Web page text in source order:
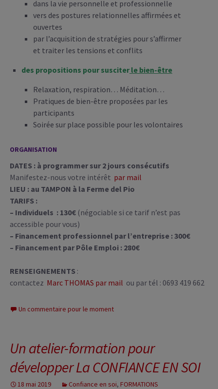
dans la vie personnelle et professionnelle
vers des postures relationnelles affirmées et
ouvertes
par l’acquisition de stratégies pour s’affirmer
et traiter les tensions et conflits
des propositions pour susciterle bien-être
Relaxation, respiration… Méditation…
Pratiques de bien-être proposées par les
participants
Soirée sur place possible pour les volontaires
ORGANISATION
DATES : à programmer sur 2 jours consécutifs
Manifestez-nous votre intérêt par mail
LIEU : au TAMPON à la Ferme del Pio
TARIFS :
– Individuels : 130€ (négociable si ce tarif n’est pas
accessible pour vous)
– Financement professionnel par l’entreprise : 300€
– Financement par Pôle Emploi : 280€
RENSEIGNEMENTS :
contactez Marc THOMAS par mail ou par tél : 0693 419 662
Un commentaire pour le moment
Un atelier-formation pour
développer La CONFIANCE EN SOI
18 mai 2019 Confiance en soi, FORMATIONS